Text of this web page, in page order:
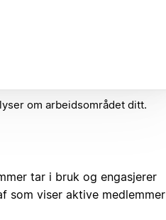
om arbeidsområdet ditt.
tar i bruk og engasjerer
som viser aktive medlemmer